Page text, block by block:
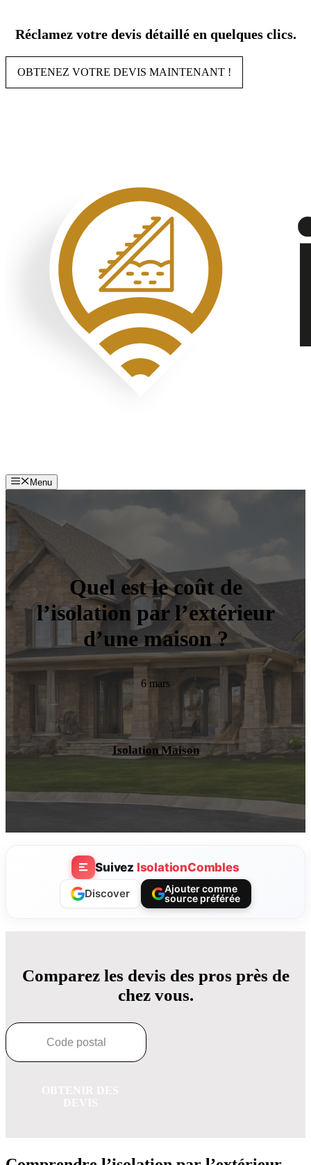
contenu
Réclamez votre devis détaillé en quelques clics.
OBTENEZ VOTRE DEVIS MAINTENANT !
Menu
Quel est le coût de
l’isolation par l’extérieur
d’une maison ?
6 mars
Isolation Maison
Suivez IsolationCombles
Discover
Ajouter comme
source préférée
Comparez les devis des pros près de
chez vous.